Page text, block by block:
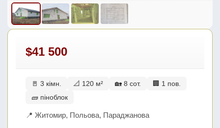
$41 500
🚪 3 кімн. 📐 120 м² 🏡 8 сот.
🏢 1 пов.
🧱 піноблок
📍 Житомир, Польова, Параджанова